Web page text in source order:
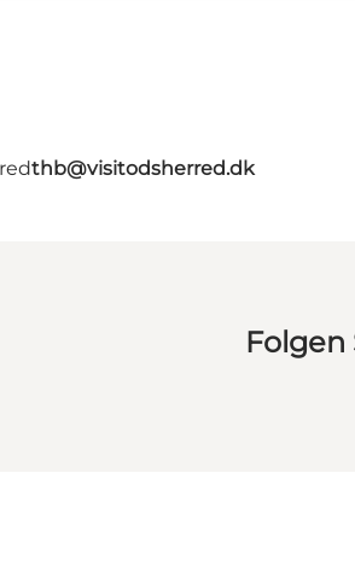
thb@visitodsherred.dk
Folgen